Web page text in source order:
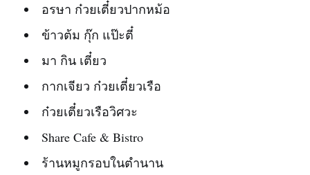
อรษา ก๋วยเตี๋ยวปากหม้อ
ข้าวต้ม กุ๊ก แป๊ะตี๋
มา กิน เตี๋ยว
กากเจียว ก๋วยเตี๋ยวเรือ
ก๋วยเตี๋ยวเรือวิศวะ
Share Cafe & Bistro
ร้านหมูกรอบในตำนาน